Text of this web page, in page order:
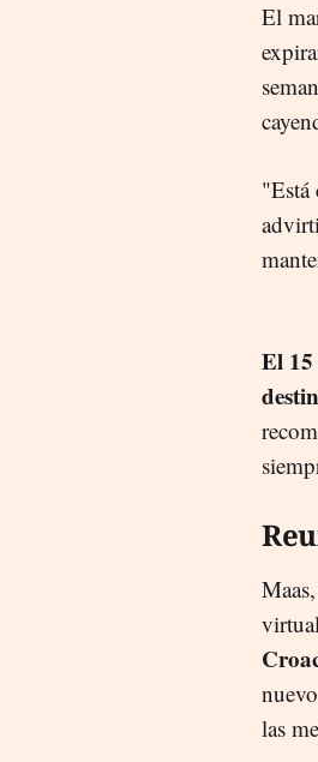
El
"Está
El
las